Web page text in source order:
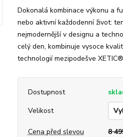
Dokonalá kombinace výkonu a
nebo aktivní každodenní život:
nejmodernější v designu a
celý den, kombinuje vysoce
technologií mezipodešve
Dostupnost
Velikost
Cena před slevou 8